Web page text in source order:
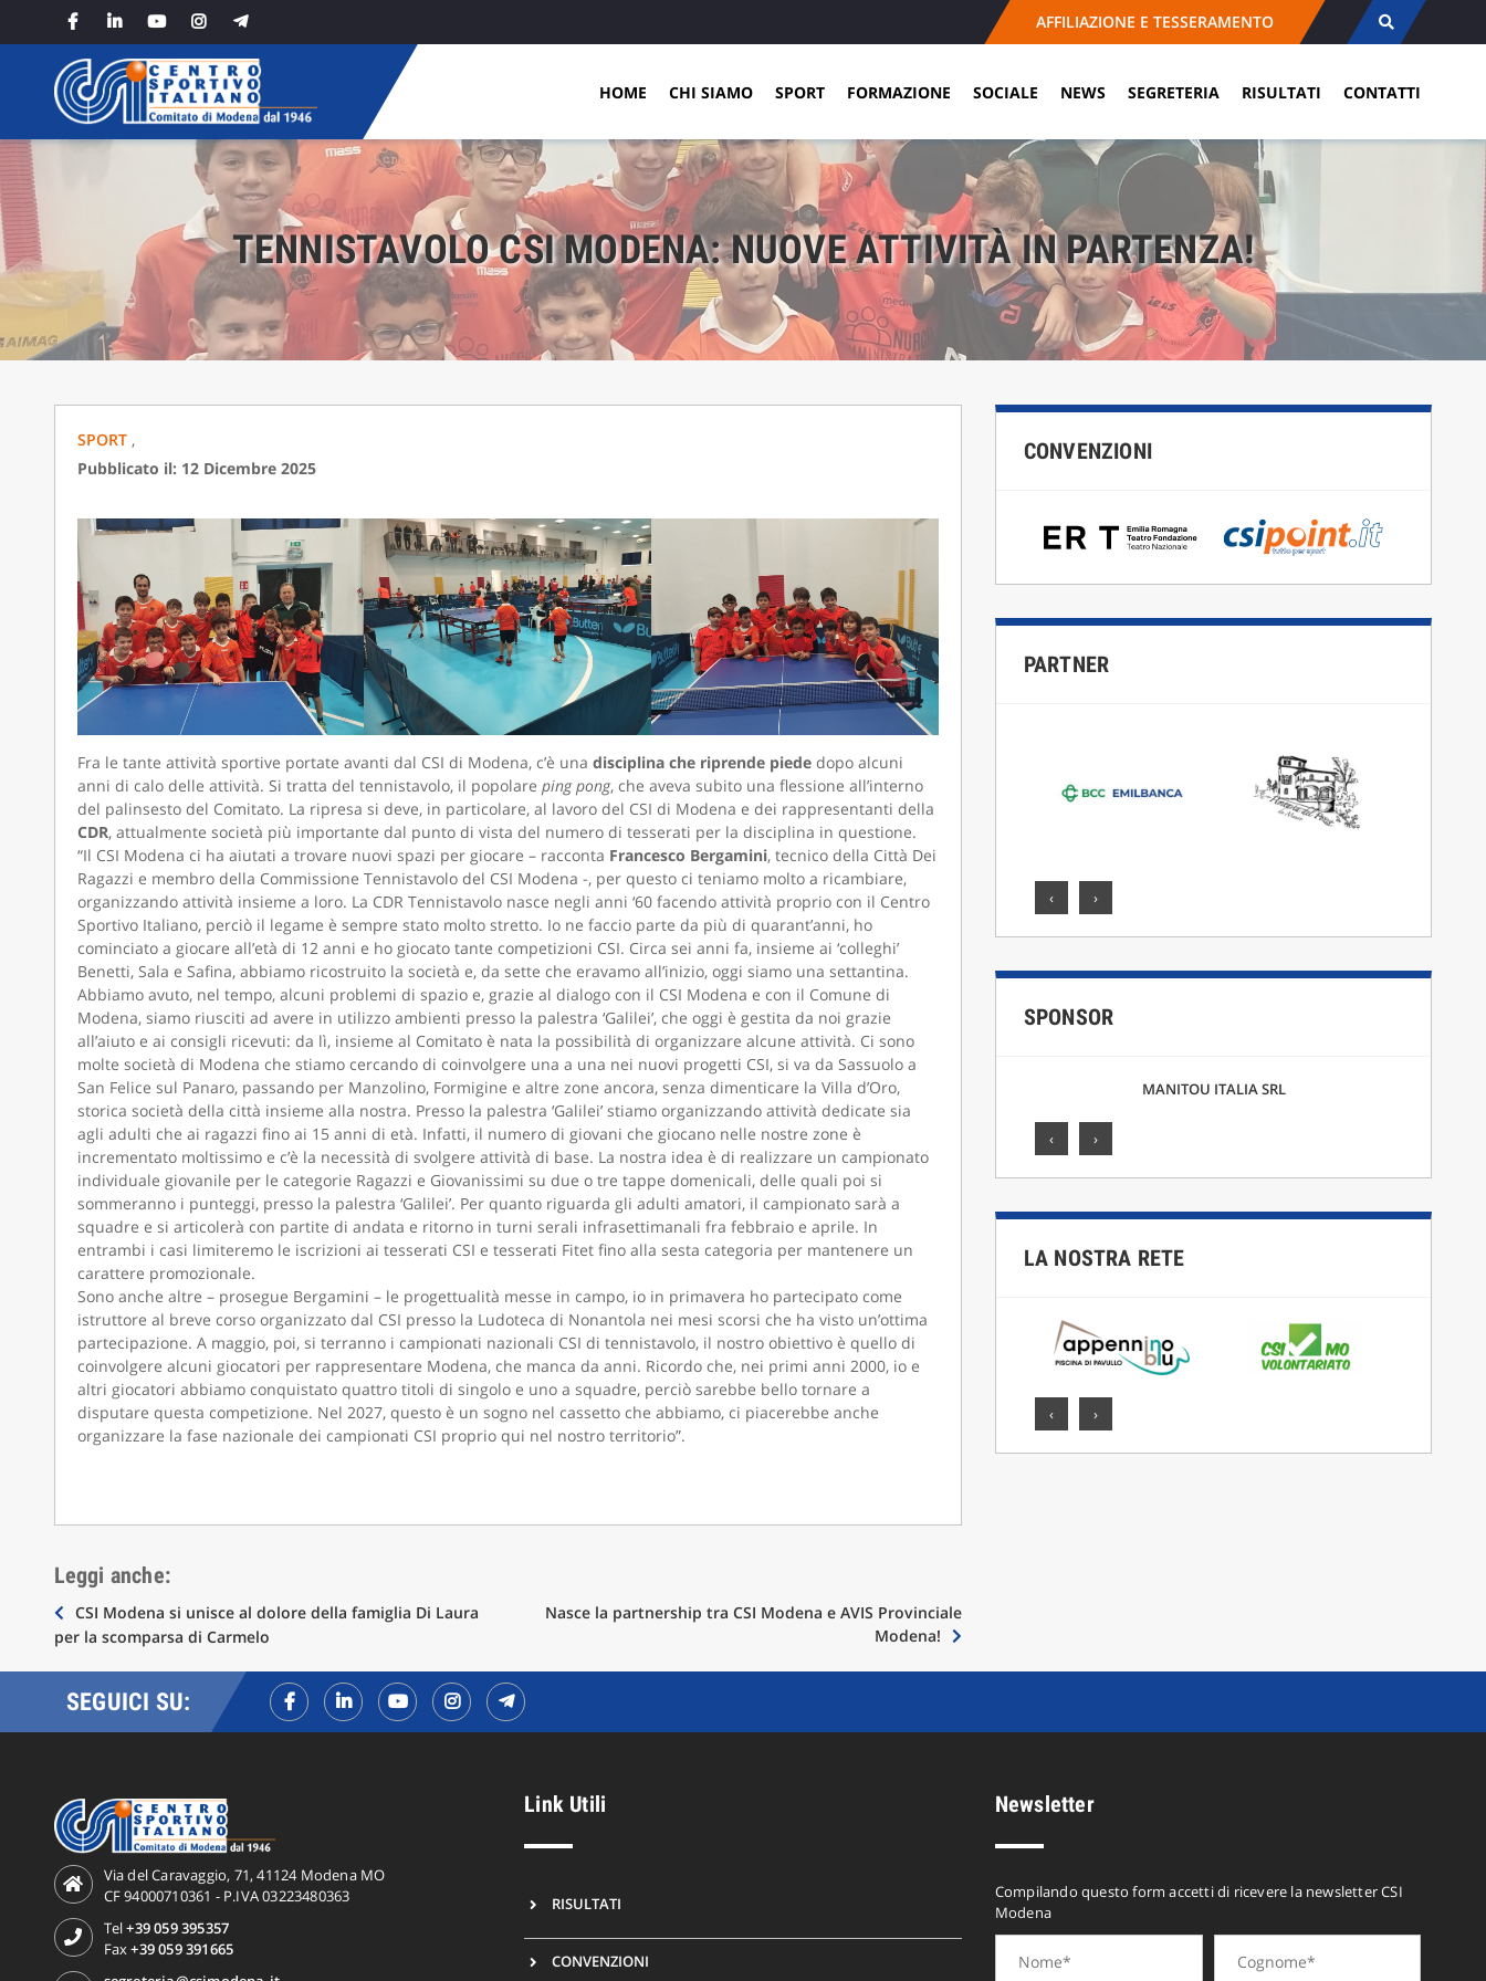
AFFILIAZIONE E TESSERAMENTO
HOME CHI SIAMO SPORT FORMAZIONE SOCIALE NEWS SEGRETERIA RISULTATI CONTATTI
TENNISTAVOLO CSI MODENA: NUOVE ATTIVITÀ IN PARTENZA!
SPORT ,
Pubblicato il: 12 Dicembre 2025
Fra le tante attività sportive portate avanti dal CSI di Modena, c’è una disciplina che riprende piededopo alcuni
anni di calo delle attività. Si tratta del tennistavolo, il popolare ping pong, che aveva subito una flessione all’interno
del palinsesto del Comitato. La ripresa si deve, in particolare, al lavoro del CSI di Modena e dei rappresentanti della
CDR, attualmente società più importante dal punto di vista del numero di tesserati per la disciplina in questione.
“Il CSI Modena ci ha aiutati a trovare nuovi spazi per giocare – racconta Francesco Bergamini, tecnico della Città Dei
Ragazzi e membro della Commissione Tennistavolo del CSI Modena -, per questo ci teniamo molto a ricambiare,
organizzando attività insieme a loro. La CDR Tennistavolo nasce negli anni ‘60 facendo attività proprio con il Centro
Sportivo Italiano, perciò il legame è sempre stato molto stretto. Io ne faccio parte da più di quarant’anni, ho
cominciato a giocare all’età di 12 anni e ho giocato tante competizioni CSI. Circa sei anni fa, insieme ai ‘colleghi’
Benetti, Sala e Safina, abbiamo ricostruito la società e, da sette che eravamo all’inizio, oggi siamo una settantina.
Abbiamo avuto, nel tempo, alcuni problemi di spazio e, grazie al dialogo con il CSI Modena e con il Comune di
Modena, siamo riusciti ad avere in utilizzo ambienti presso la palestra ‘Galilei’, che oggi è gestita da noi grazie
all’aiuto e ai consigli ricevuti: da lì, insieme al Comitato è nata la possibilità di organizzare alcune attività. Ci sono
molte società di Modena che stiamo cercando di coinvolgere una a una nei nuovi progetti CSI, si va da Sassuolo a
San Felice sul Panaro, passando per Manzolino, Formigine e altre zone ancora, senza dimenticare la Villa d’Oro,
storica società della città insieme alla nostra. Presso la palestra ‘Galilei’ stiamo organizzando attività dedicate sia
agli adulti che ai ragazzi fino ai 15 anni di età. Infatti, il numero di giovani che giocano nelle nostre zone è
incrementato moltissimo e c’è la necessità di svolgere attività di base. La nostra idea è di realizzare un campionato
individuale giovanile per le categorie Ragazzi e Giovanissimi su due o tre tappe domenicali, delle quali poi si
sommeranno i punteggi, presso la palestra ‘Galilei’. Per quanto riguarda gli adulti amatori, il campionato sarà a
squadre e si articolerà con partite di andata e ritorno in turni serali infrasettimanali fra febbraio e aprile. In
entrambi i casi limiteremo le iscrizioni ai tesserati CSI e tesserati Fitet fino alla sesta categoria per mantenere un
carattere promozionale.
Sono anche altre – prosegue Bergamini – le progettualità messe in campo, io in primavera ho partecipato come
istruttore al breve corso organizzato dal CSI presso la Ludoteca di Nonantola nei mesi scorsi che ha visto un’ottima
partecipazione. A maggio, poi, si terranno i campionati nazionali CSI di tennistavolo, il nostro obiettivo è quello di
coinvolgere alcuni giocatori per rappresentare Modena, che manca da anni. Ricordo che, nei primi anni 2000, io e
altri giocatori abbiamo conquistato quattro titoli di singolo e uno a squadre, perciò sarebbe bello tornare a
disputare questa competizione. Nel 2027, questo è un sogno nel cassetto che abbiamo, ci piacerebbe anche
organizzare la fase nazionale dei campionati CSI proprio qui nel nostro territorio”.
Leggi anche:
Navigazione
articoli
CSI Modena si unisce al dolore della famiglia Di Laura
per la scomparsa di Carmelo
Nasce la partnership tra CSI Modena e AVIS Provinciale
Modena!
CONVENZIONI
PARTNER
‹ ›
SPONSOR
CAMOLA SNC MANITOU ITALIA SRL
‹ ›
LA NOSTRA RETE
‹ ›
SEGUICI SU:
Via del Caravaggio, 71, 41124 Modena MO
CF 94000710361 - P.IVA 03223480363
Tel+39 059 395357
Fax+39 059 391665
Link Utili
RISULTATI
CONVENZIONI
Newsletter
Compilando questo form accetti di ricevere la newsletter CSI
Modena